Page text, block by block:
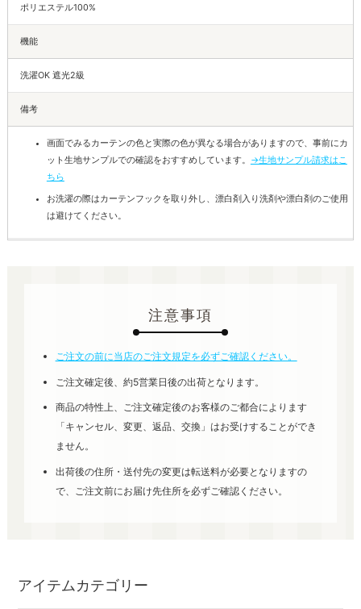
ポリエステル100%
機能
洗濯OK 遮光2級
備考
画面でみるカーテンの色と実際の色が異なる場合がありますので、事前にカ
ット生地サンプルでの確認をおすすめしています。 →生地サンプル請求はこ
ちら
お洗濯の際はカーテンフックを取り外し、漂白剤入り洗剤や漂白剤のご使用
は避けてください。
注意事項
ご注文の前に当店のご注文規定を必ずご確認ください。
ご注文確定後、約5営業日後の出荷となります。
商品の特性上、ご注文確定後のお客様のご都合によります
「キャンセル、変更、返品、交換」はお受けすることができ
ません。
出荷後の住所・送付先の変更は転送料が必要となりますの
で、ご注文前にお届け先住所を必ずご確認ください。
アイテムカテゴリー